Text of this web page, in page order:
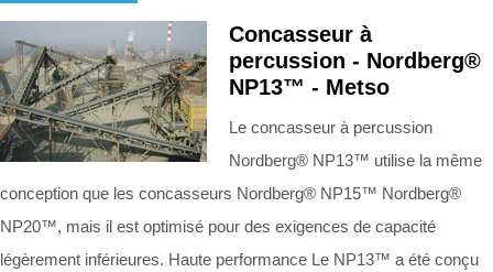
Concasseur à
percussion - Nordberg®
NP13™ - Metso
Le concasseur à percussion
Nordberg® NP13™ utilise la même
conception que les concasseurs Nordberg® NP15™ Nordberg®
NP20™, mais il est optimisé pour des exigences de capacité
légèrement inférieures. Haute performance Le NP13™ a été conçu